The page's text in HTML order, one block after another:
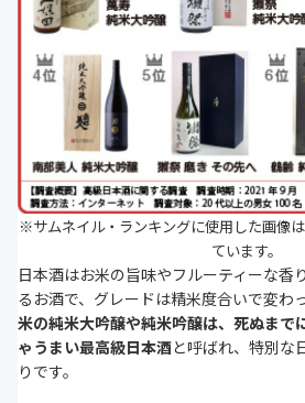
※サムネイル・ランキングに使用した画像
ています。
日本酒はお米の旨味やフルーティーな香
るお酒で、グレードは精米度合いで変わ
米の純米大吟醸や純米吟醸は、死ぬまで
ゃうまい最高級日本酒と呼ばれ、特別な
りです。